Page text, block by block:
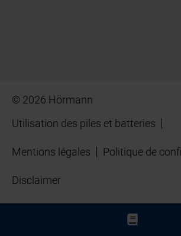
© 2026 Hörmann
Utilisation des piles et batteries
Mentions légales Politique de
Disclaimer